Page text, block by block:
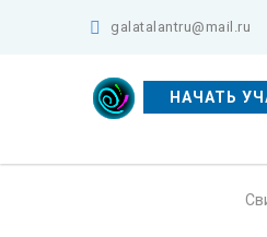
galatalantru@mail.ru
НАЧАТЬ